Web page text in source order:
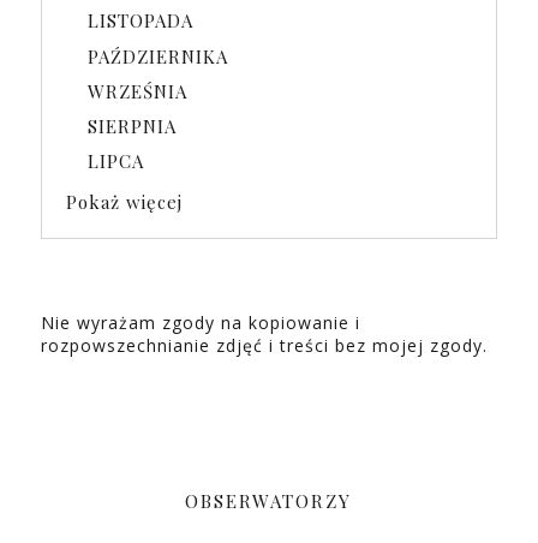
LISTOPADA
PAŹDZIERNIKA
WRZEŚNIA
SIERPNIA
LIPCA
Pokaż więcej
Nie wyrażam zgody na kopiowanie i
rozpowszechnianie zdjęć i treści bez mojej zgody.
OBSERWATORZY